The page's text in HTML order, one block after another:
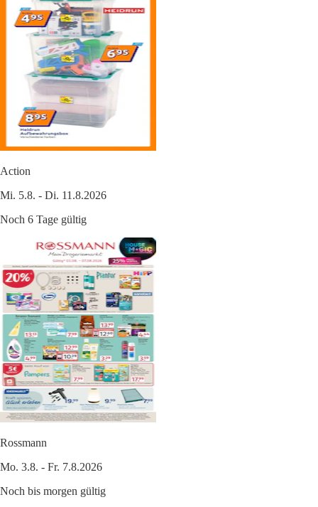
Action
Mi. 5.8. - Di. 11.8.2026
Noch 6 Tage gültig
Rossmann
Mo. 3.8. - Fr. 7.8.2026
Noch bis morgen gültig